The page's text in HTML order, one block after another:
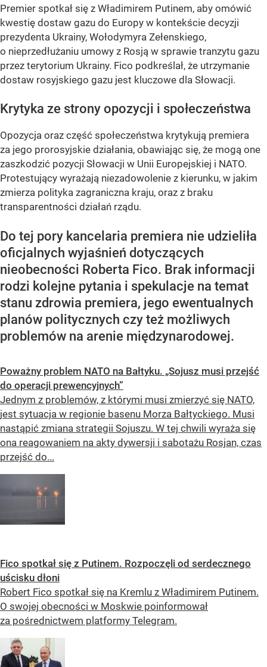
Premier spotkał się z Władimirem Putinem, aby omówić
kwestię dostaw gazu do Europy w kontekście decyzji
prezydenta Ukrainy, Wołodymyra Zełenskiego,
o nieprzedłużaniu umowy z Rosją w sprawie tranzytu gazu
przez terytorium Ukrainy. Fico podkreślał, że utrzymanie
dostaw rosyjskiego gazu jest kluczowe dla Słowacji.
Krytyka ze strony opozycji i społeczeństwa
Opozycja oraz część społeczeństwa krytykują premiera
za jego prorosyjskie działania, obawiając się, że mogą one
zaszkodzić pozycji Słowacji w Unii Europejskiej i NATO.
Protestujący wyrażają niezadowolenie z kierunku, w jakim
zmierza polityka zagraniczna kraju, oraz z braku
transparentności działań rządu.
Do tej pory kancelaria premiera nie udzieliła
oficjalnych wyjaśnień dotyczących
nieobecności Roberta Fico. Brak informacji
rodzi kolejne pytania i spekulacje na temat
stanu zdrowia premiera, jego ewentualnych
planów politycznych czy też możliwych
problemów na arenie międzynarodowej.
Poważny problem NATO na Bałtyku. „Sojusz musi przejść
do operacji prewencyjnych”
Jednym z problemów, z którymi musi zmierzyć się NATO,
jest sytuacja w regionie basenu Morza Bałtyckiego. Musi
nastąpić zmiana strategii Sojuszu. W tej chwili wyraża się
ona reagowaniem na akty dywersji i sabotażu Rosjan, czas
przejść do...
Fico spotkał się z Putinem. Rozpoczęli od serdecznego
uścisku dłoni
Robert Fico spotkał się na Kremlu z Władimirem Putinem.
O swojej obecności w Moskwie poinformował
za pośrednictwem platformy Telegram.